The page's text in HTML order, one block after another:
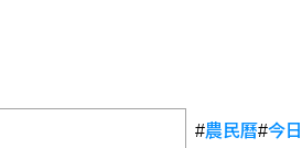
#農民曆#今